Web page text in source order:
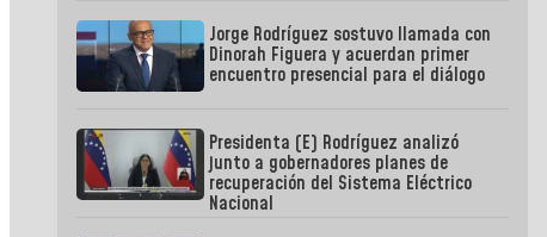
Jorge Rodríguez sostuvo llamada con
Dinorah Figuera y acuerdan primer
encuentro presencial para el diálogo
Presidenta (E) Rodríguez analizó
junto a gobernadores planes de
recuperación del Sistema Eléctrico
Nacional